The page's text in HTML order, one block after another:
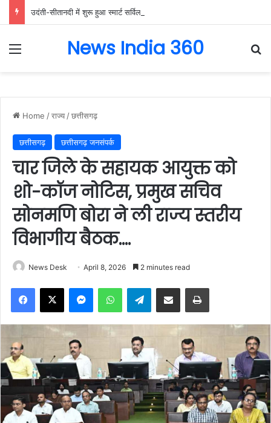
Menu News India 360
Home /राज्य /छत्तीसगढ़
छत्तीसगढ़ छत्तीसगढ़ जनसंपर्क
चार जिले के सहायक आयुक्त को
शो-कॉज नोटिस, प्रमुख सचिव
सोनमणि बोरा ने ली राज्य स्तरीय
विभागीय बैठक….
News Desk April 8, 2026 2 minutes read
Facebook
X MessengerWhatsAppTelegramShare via Email Print